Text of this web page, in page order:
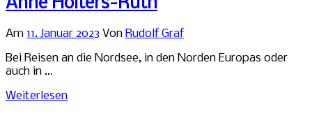
Am 11. Januar 2023 Von Rudolf Graf
Bei Reisen an die Nordsee, in den Norden Europas oder
auch in …
Weiterlesen